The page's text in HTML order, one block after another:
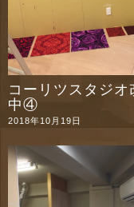
コーリツスタジオ
中④
2018年10月19日